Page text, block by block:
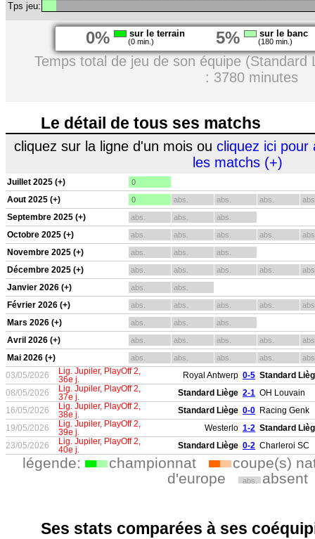
Tps jeu:
0% sur le terrain
(0 min.) 5% sur le banc
(180 min.)
Temps total de jeu de son équipe (Standard
: 3780 minutes
Le détail de tous ses matchs
cliquez sur la ligne d'un mois ou cliquez ici pour
les matchs (+)
Juillet 2025 (+) 0
Aout 2025 (+) 0 abs. abs. abs.
Septembre 2025 (+) abs. abs. abs.
Octobre 2025 (+) abs. abs. abs. abs.
Novembre 2025 (+) abs. abs. abs.
Décembre 2025 (+) abs. abs. abs. abs.
Janvier 2026 (+) abs. abs.
Février 2026 (+) abs. abs. abs. abs.
Mars 2026 (+) abs. abs. abs.
Avril 2026 (+) abs. abs. abs. abs.
Mai 2026 (+) abs. abs. abs. abs.
03/05/2026
Lig. Jupiler, PlayOff 2,
36e j.
Royal Antwerp 0-5 Standard
08/05/2026
Lig. Jupiler, PlayOff 2,
37e j.
Standard Liège 2-1 OH Louvain
16/05/2026
Lig. Jupiler, PlayOff 2,
38e j.
Standard Liège 0-0 Racing Genk
19/05/2026
Lig. Jupiler, PlayOff 2,
39e j.
Westerlo 1-2 Standard
23/05/2026
Lig. Jupiler, PlayOff 2,
40e j.
Standard Liège 0-2 Charleroi SC
légende: championnat
coupe(s)
d'europe
abs. absent
Ses stats comparées à ses